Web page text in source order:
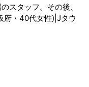
スタッフ。その後、
府・40代女性)|Jタウ